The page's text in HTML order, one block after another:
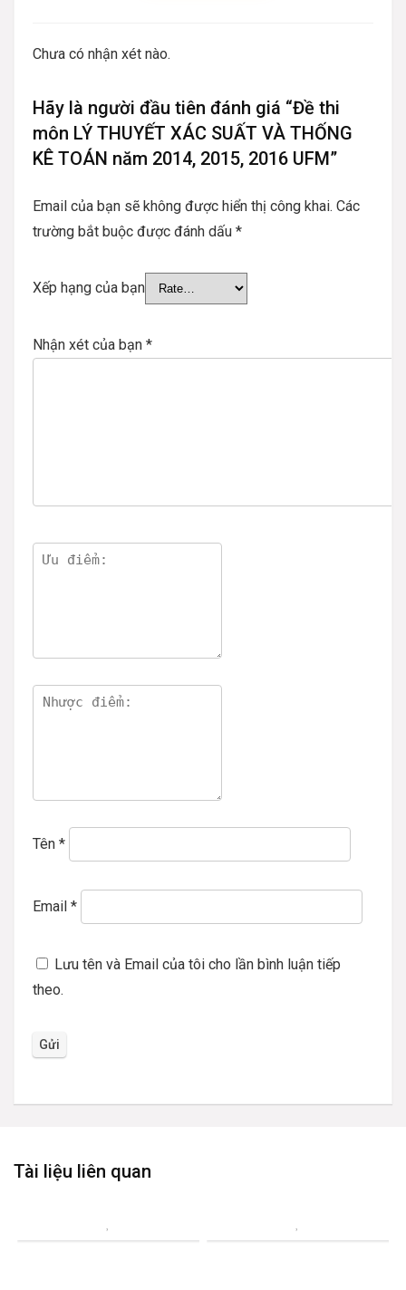
Chưa có nhận xét nào.
Hãy là người đầu tiên đánh giá “Đề thi
môn LÝ THUYẾT XÁC SUẤT VÀ THỐNG
KÊ TOÁN năm 2014, 2015, 2016 UFM”
Email của bạn sẽ không được hiển thị công khai. Các
trường bắt buộc được đánh dấu *
Xếp hạng của bạn
Nhận xét của bạn *
Tên *
Email *
Lưu tên và Email của tôi cho lần bình luận tiếp
theo.
Tài liệu liên quan